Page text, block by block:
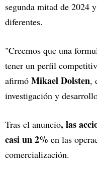
segunda mitad de 2024
diferentes.
"Creemos que una
tener un perfil
afirmó Mikael Dolsten,
investigación y
Tras el anuncio, las
casi un 2% en las
comercialización.